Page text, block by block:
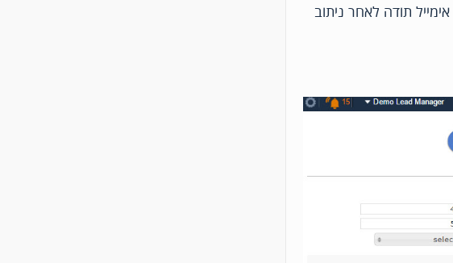
"שלח אימייל תודה לאחר ניתוב